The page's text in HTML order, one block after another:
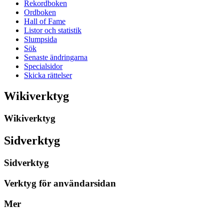
Rekordboken
Ordboken
Hall of Fame
Listor och statistik
Slumpsida
Sök
Senaste ändringarna
Specialsidor
Skicka rättelser
Wikiverktyg
Wikiverktyg
Sidverktyg
Sidverktyg
Verktyg för användarsidan
Mer